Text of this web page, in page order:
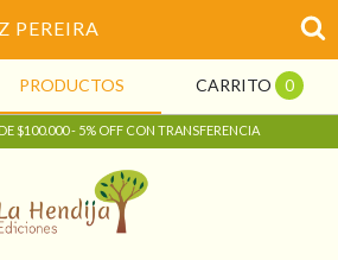
PEREIRA
PRODUCTOS CARRITO 0
$100.000 - 5% OFF CON TRANSFERENCIA